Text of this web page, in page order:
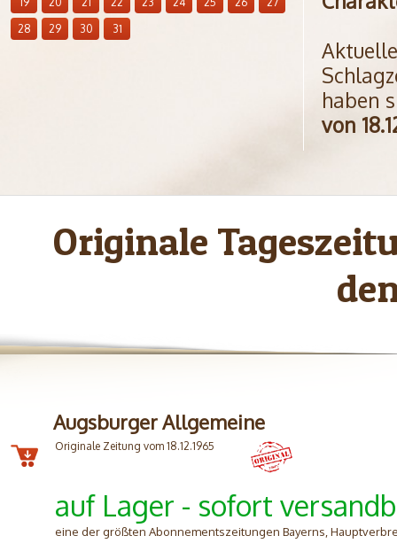
28
29 30 31
haben
von
Originale
Augsburger Allgemeine
Originale Zeitung vom 18.12.1965
auf Lager - sofort
eine der größten Abonnementszeitungen Bayerns,